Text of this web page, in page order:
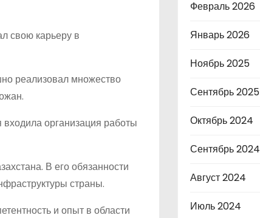
свою карьеру в
реализовал множество
организация работы
В его обязанности
страны.
и опыт в области
Февраль 2026
Январь 2026
Ноябрь 2025
Сентябрь 2025
Октябрь 2024
Сентябрь 2024
Август 2024
Июль 2024